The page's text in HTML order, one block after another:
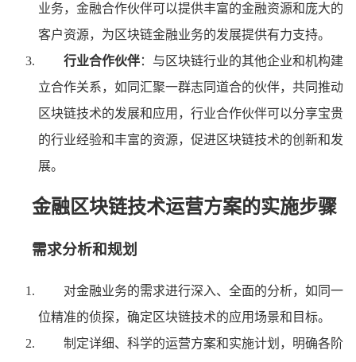
业务，金融合作伙伴可以提供丰富的金融资源和庞大的
客户资源，为区块链金融业务的发展提供有力支持。
行业合作伙伴：与区块链行业的其他企业和机构建
立合作关系，如同汇聚一群志同道合的伙伴，共同推动
区块链技术的发展和应用，行业合作伙伴可以分享宝贵
的行业经验和丰富的资源，促进区块链技术的创新和发
展。
金融区块链技术运营方案的实施步骤
需求分析和规划
对金融业务的需求进行深入、全面的分析，如同一
位精准的侦探，确定区块链技术的应用场景和目标。
制定详细、科学的运营方案和实施计划，明确各阶